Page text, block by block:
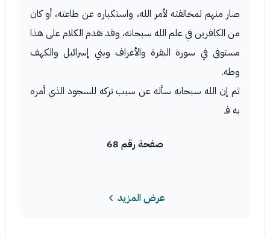
صار منهم لمخالفته لأمر الله، واستكباره عن طاعته، أو كان
من الكافرين في علم الله سبحانه، وقد تقدم الكلام على هذا
مستوفى في سورة البقرة والأعراف وبني إسرائيل والكهف
وطه.
ثم إن الله سبحانه سأله عن سبب تركه للسجود الذي أمره
به فـ
صفحة رقم 68
عرض المزيد